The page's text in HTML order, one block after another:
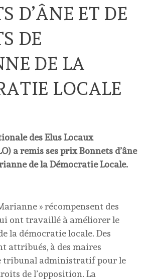
D’ÂNE ET DE
DE
DE LA
LOCALE
des Elus Locaux
a remis ses prix Bonnets d’âne
de la Démocratie Locale.
» récompensent des
ont travaillé à améliorer le
la démocratie locale. Des
attribués, à des maires
tribunal administratif pour le
de l’opposition. La